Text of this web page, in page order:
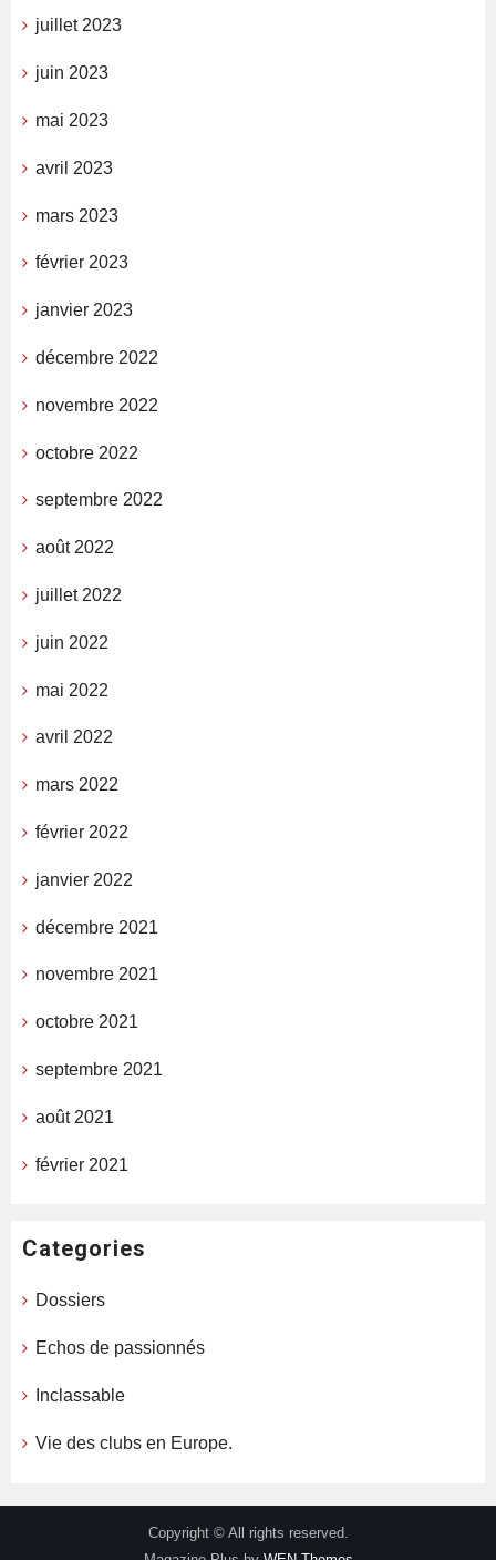
juillet 2023
juin 2023
mai 2023
avril 2023
mars 2023
février 2023
janvier 2023
décembre 2022
novembre 2022
octobre 2022
septembre 2022
août 2022
juillet 2022
juin 2022
mai 2022
avril 2022
mars 2022
février 2022
janvier 2022
décembre 2021
novembre 2021
octobre 2021
septembre 2021
août 2021
février 2021
Categories
Dossiers
Echos de passionnés
Inclassable
Vie des clubs en Europe.
Copyright © All rights reserved.